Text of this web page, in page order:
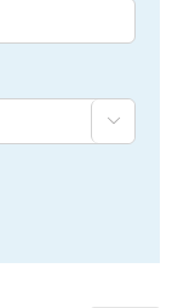
